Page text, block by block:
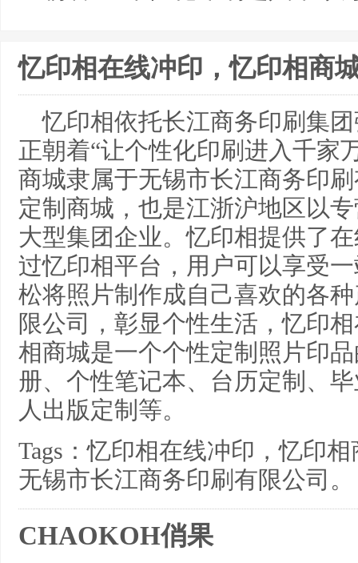
忆印相在线冲印，忆印相商
忆印相依托长江商务印刷集
正朝着“让个性化印刷进入千家
商城隶属于无锡市长江商务印
定制商城，也是江浙沪地区以
大型集团企业。忆印相提供了
过忆印相平台，用户可以享受
松将照片制作成自己喜欢的各
限公司，彰显个性生活，忆印
相商城是一个个性定制照片印
册、个性笔记本、台历定制、
人出版定制等。
Tags：忆印相在线冲印，忆印
无锡市长江商务印刷有限公司。
CHAOKOH俏果